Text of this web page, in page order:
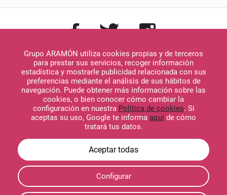
Grupo ARAMÓN utiliza cookies propias y de terceros
para prestar sus servicios, recoger información
estadística y mostrarle publicidad relacionada con sus
preferencias mediante el análisis de sus hábitos de
navegación. Puede obtener más información sobre las
cookies, o bien conocer cómo cambiar la
configuración en nuestra Política de cookies. Si
aceptas su uso, Google te informa aquí de cómo
tratará tus datos.
Configurar
Descargar en
App Store
Descargar en
Google Play